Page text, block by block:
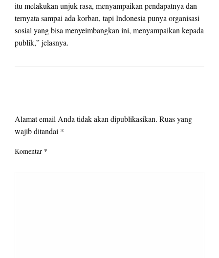
itu melakukan unjuk rasa, menyampaikan pendapatnya dan
ternyata sampai ada korban, tapi Indonesia punya organisasi
sosial yang bisa menyeimbangkan ini, menyampaikan kepada
publik,” jelasnya.
Alamat email Anda tidak akan dipublikasikan. Ruas yang
wajib ditandai *
Komentar *